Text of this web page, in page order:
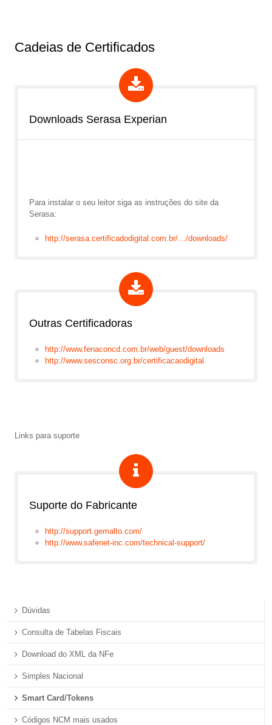
Cadeias de Certificados
Downloads Serasa Experian
Para instalar o seu leitor siga as instruções do site da
Serasa:
http://serasa.certificadodigital.com.br/…/downloads/
Outras Certificadoras
http://www.fenaconcd.com.br/web/guest/downloads
http://www.sesconsc.org.br/certificacaodigital
Links para suporte
Suporte do Fabricante
http://support.gemalto.com/
http://www.safenet-inc.com/technical-support/
Dúvidas
Consulta de Tabelas Fiscais
Download do XML da NFe
Simples Nacional
Smart Card/Tokens
Códigos NCM mais usados